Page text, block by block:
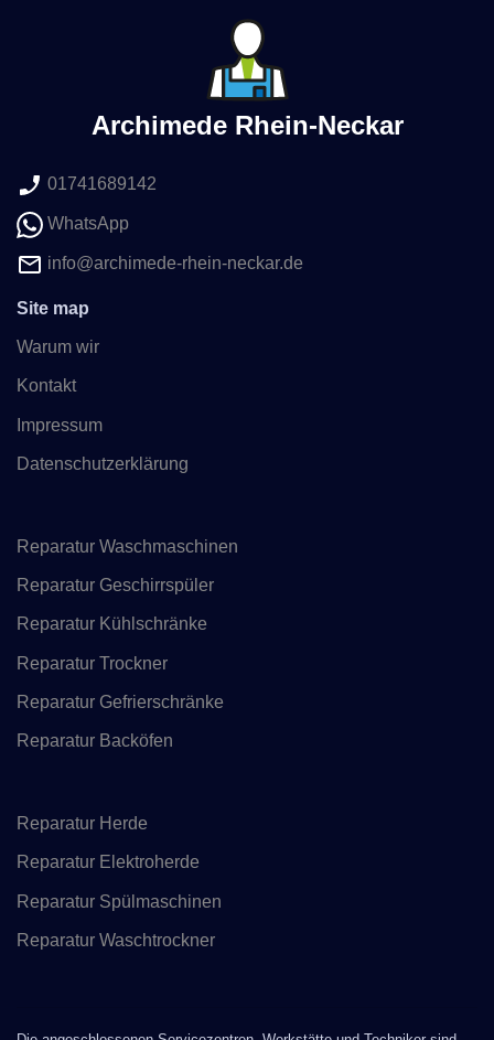
Archimede Rhein-Neckar
01741689142
WhatsApp
info@archimede-rhein-neckar.de
Site map
Warum wir
Kontakt
Impressum
Datenschutzerklärung
Reparatur Waschmaschinen
Reparatur Geschirrspüler
Reparatur Kühlschränke
Reparatur Trockner
Reparatur Gefrierschränke
Reparatur Backöfen
Reparatur Herde
Reparatur Elektroherde
Reparatur Spülmaschinen
Reparatur Waschtrockner